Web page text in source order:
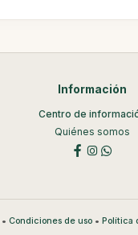
Información
Centro de
Quiénes somos
•Condiciones de uso •Política